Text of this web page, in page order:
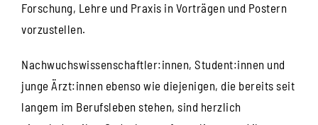
Forschung, Lehre und Praxis in Vorträgen und Postern
vorzustellen.
Nachwuchswissenschaftler:innen, Student:innen und
junge Ärzt:innen ebenso wie diejenigen, die bereits seit
langem im Berufsleben stehen, sind herzlich